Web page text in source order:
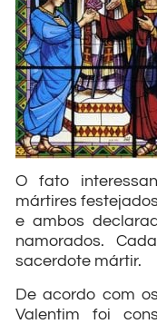
O fato
mártires
e ambos
namorados.
sacerdote mártir.
De acordo com
Valentim foi